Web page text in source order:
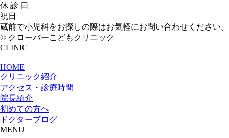
休 診 日
祝日
蔵前で小児科をお探しの際はお気軽にお問い合わせください。
© クローバーこどもクリニック
CLINIC
HOME
クリニック紹介
アクセス・診療時間
院長紹介
初めての方へ
ドクターブログ
MENU